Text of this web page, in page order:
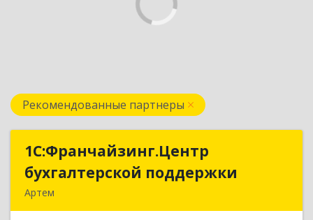
Рекомендованные партнеры
1С:Франчайзинг.Центр
бухгалтерской поддержки
Артем
1С:Франчайзинг.Центр
бухгалтерской поддержки